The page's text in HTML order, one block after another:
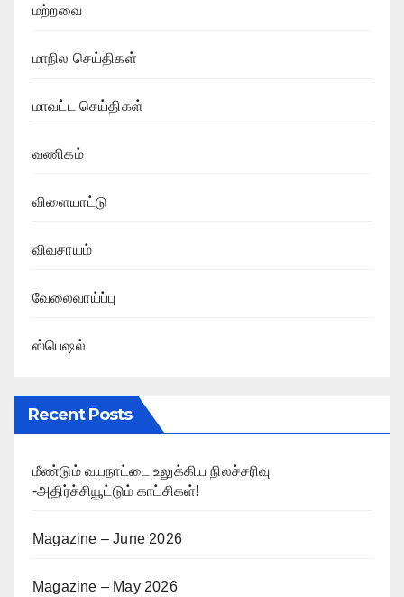
மற்றவை
மாநில செய்திகள்
மாவட்ட செய்திகள்
வணிகம்
விளையாட்டு
விவசாயம்
வேலைவாய்ப்பு
ஸ்பெஷல்
Recent Posts
மீண்டும் வயநாட்டை உலுக்கிய நிலச்சரிவு
-அதிர்ச்சியூட்டும் காட்சிகள்!
Magazine – June 2026
Magazine – May 2026